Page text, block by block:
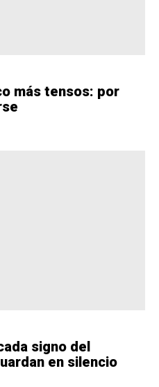
más tensos: por
signo del
en silencio